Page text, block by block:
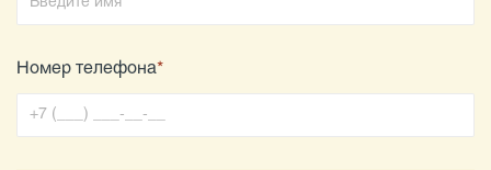
Номер телефона*